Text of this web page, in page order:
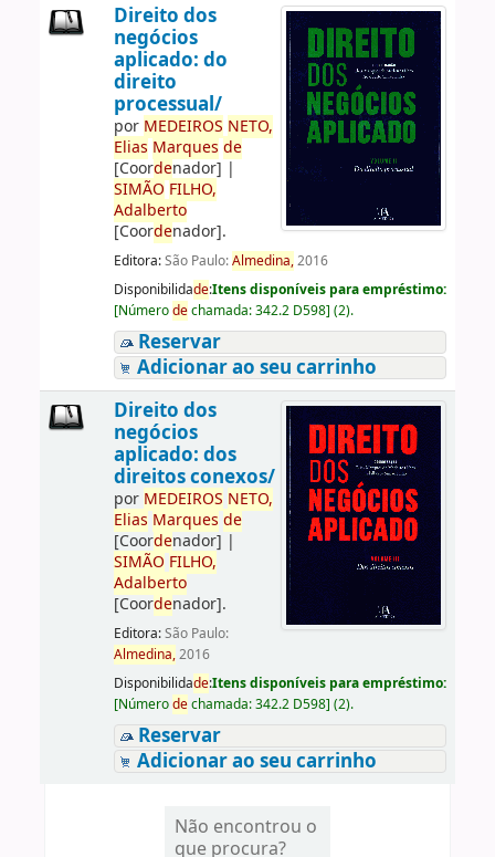
Direito dos
negócios
aplicado: do
direito
processual/
por MEDEIROS NETO,
Elias Marques de
[Coordenador] |
SIMÃO FILHO,
Adalberto
[Coordenador].
Editora:São Paulo:Almedina,2016
Disponibilidade:Itens disponíveis para empréstimo:
[Númerodechamada:342.2 D598] (2).
Reservar
Adicionar ao seu carrinho
Direito dos
negócios
aplicado: dos
direitos conexos/
por MEDEIROS NETO,
Elias Marques de
[Coordenador] |
SIMÃO FILHO,
Adalberto
[Coordenador].
Editora:São Paulo:
Almedina,2016
Disponibilidade:Itens disponíveis para empréstimo:
[Númerodechamada:342.2 D598] (2).
Reservar
Adicionar ao seu carrinho
Não encontrou o
que procura?